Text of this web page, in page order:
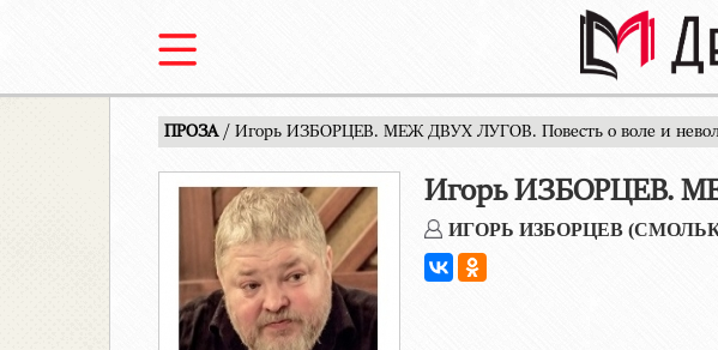
ПРОЗА / Игорь ИЗБОРЦЕВ. МЕЖ ДВУХ ЛУГОВ. Повесть о воле и
Игорь ИЗБОРЦЕВ.
ИГОРЬ ИЗБОРЦЕВ